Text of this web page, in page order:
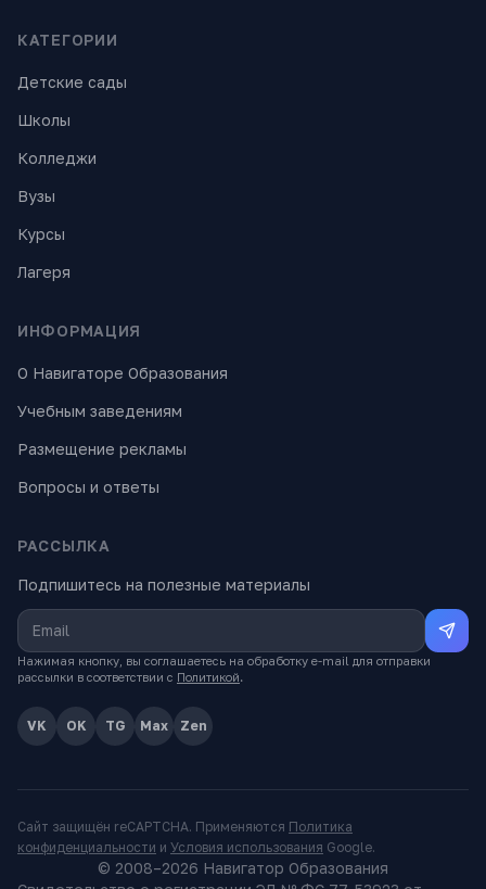
КАТЕГОРИИ
Детские сады
Школы
Колледжи
Вузы
Курсы
Лагеря
ИНФОРМАЦИЯ
О Навигаторе Образования
Учебным заведениям
Размещение рекламы
Вопросы и ответы
РАССЫЛКА
Подпишитесь на полезные материалы
Нажимая кнопку, вы соглашаетесь на обработку e-mail для отправки
рассылки в соответствии с Политикой.
VK OK TG Max Zen
Сайт защищён reCAPTCHA. Применяются Политика
конфиденциальности и Условия использования Google.
© 2008–2026 Навигатор Образования